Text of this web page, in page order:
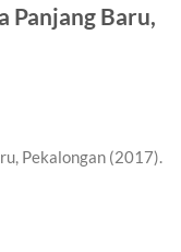
Panjang Baru,
Pekalongan (2017).